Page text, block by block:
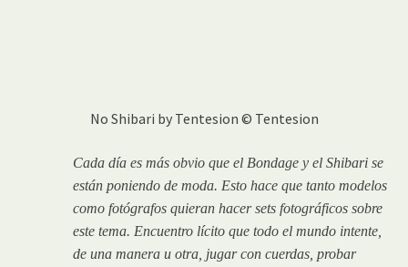
No Shibari by Tentesion © Tentesion
Cada día es más obvio que el Bondage y el Shibari se
están poniendo de moda. Esto hace que tanto modelos
como fotógrafos quieran hacer sets fotográficos sobre
este tema. Encuentro lícito que todo el mundo intente,
de una manera u otra, jugar con cuerdas, probar